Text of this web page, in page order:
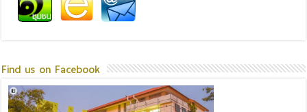
Find us on Facebook